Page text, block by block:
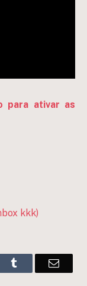
para ativar as
kkk)
Tumblr Email